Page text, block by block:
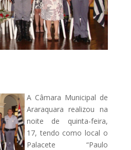
A Câmara Municipal de
Araraquara realizou na
noite de quinta-feira,
17, tendo como local o
Palacete “Paulo